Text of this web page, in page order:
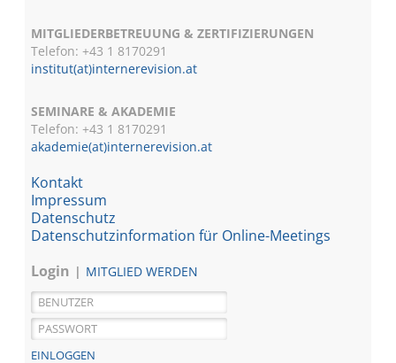
MITGLIEDERBETREUUNG & ZERTIFIZIERUNGEN
Telefon: +43 1 8170291
institut(at)internerevision.at
SEMINARE & AKADEMIE
Telefon: +43 18170291
akademie(at)internerevision.at
Kontakt
Impressum
Datenschutz
Datenschutzinformation für Online-Meetings
Login
MITGLIED WERDEN